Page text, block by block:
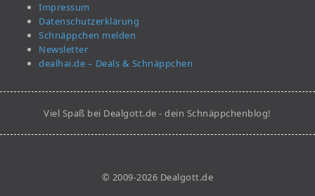
Impressum
Datenschutzerklärung
Schnäppchen melden
Newsletter
dealhai.de – Deals & Schnäppchen
Viel Spaß bei Dealgott.de - dein Schnäppchenblog!
© 2009-2026 Dealgott.de